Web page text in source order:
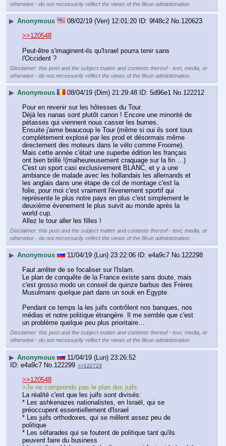
otherwise - do not necessarily reflect the views of the 8kun administration.
▶ Anonymous 08/02/19 (Ven) 12:01:20 9f48c2 No.120623
>>120548
Peut-être s'imaginent-ils qu'Israel pourra tenir sans
l'Occident ?
Disclaimer: this post and the subject matter and contents thereof - text, media, or
otherwise - do not necessarily reflect the views of the 8kun administration.
▶ Anonymous 08/04/19 (Dim) 21:29:48 5d96e1 No.122212
Pour en revenir sur les hôtesses du Tour.
Déjà les nanas sont plutôt canon ! Encore une minorité de
pétasses qui viennent nous casser les burnes.
Ensuite j'aime beaucoup le Tour (même si oui ils sont tous
complétement explosé par les prod et désormais même
directement des moteurs dans le vélo comme Froome).
Mais cette année c'était une superbe édition les français
ont bien brillé !(malheureusement craquage sur la fin …)
C'est un sport casi exclusivement BLANC, et y a une
ambiance de malade avec les hollandais les allemands et
les anglais dans une étape de col de montage c'est la
folie, pour moi c'est vraiment l'évenement sportif qui
représente le plus notre pays en plus c'est simplement le
deuxième évenement le plus suivit au monde aprés la
world cup.
Allez le tour aller les filles !
Disclaimer: this post and the subject matter and contents thereof - text, media, or
otherwise - do not necessarily reflect the views of the 8kun administration.
▶ Anonymous 11/04/19 (Lun) 23:22:06 e4a9c7 No.122298
Faut arrêter de se focaliser sur l'Islam.
Le plan de conquête de la France existe sans doute, mais
c'est grosso modo un conseil de quinze barbus des Frères
Musulmans quelque part dans un souk en Egypte.
Pendant ce temps la les juifs contrôlent nos banques, nos
médias et notre politique étrangère. Il me semble que c'est
un problème quelque peu plus prioritaire…
Disclaimer: this post and the subject matter and contents thereof - text, media, or
otherwise - do not necessarily reflect the views of the 8kun administration.
▶ Anonymous
11/04/19 (Lun) 23:26:52
e4a9c7 No. 122299 >>122723
>>120548
>Je ne comprends pas le plan des juifs.
La réalité c'est que les juifs sont divisés:
* Les ashkenazes nationalistes, en Israël, qui se
préoccupent essentiellement d'Israel
* Les juifs orthodoxes, qui se mêlent assez peu de
politique
* Les séfarades qui se foutent de politique tant qu'ils
peuvent faire du business